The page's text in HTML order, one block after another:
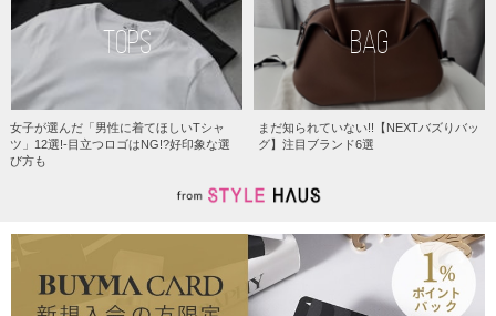
TOPS
女子が選んだ「男性に着てほしいTシャ
ツ」12選!-目立つロゴはNG!?好印象な選
び方も
BAG
まだ知られていない!!【NEXTバズりバッ
グ】注目ブランド6選